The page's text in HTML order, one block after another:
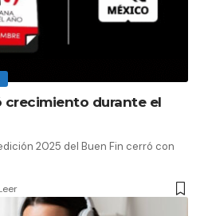
durante el
2025 del Buen Fin cerró con